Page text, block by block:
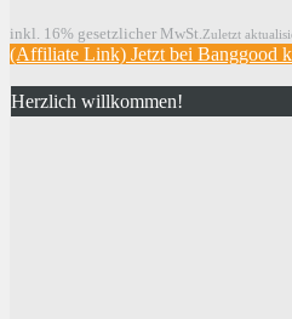
inkl. 16% gesetzlicher MwSt. Zuletzt
(Affiliate Link) Jetzt bei Banggood
Herzlich willkommen!